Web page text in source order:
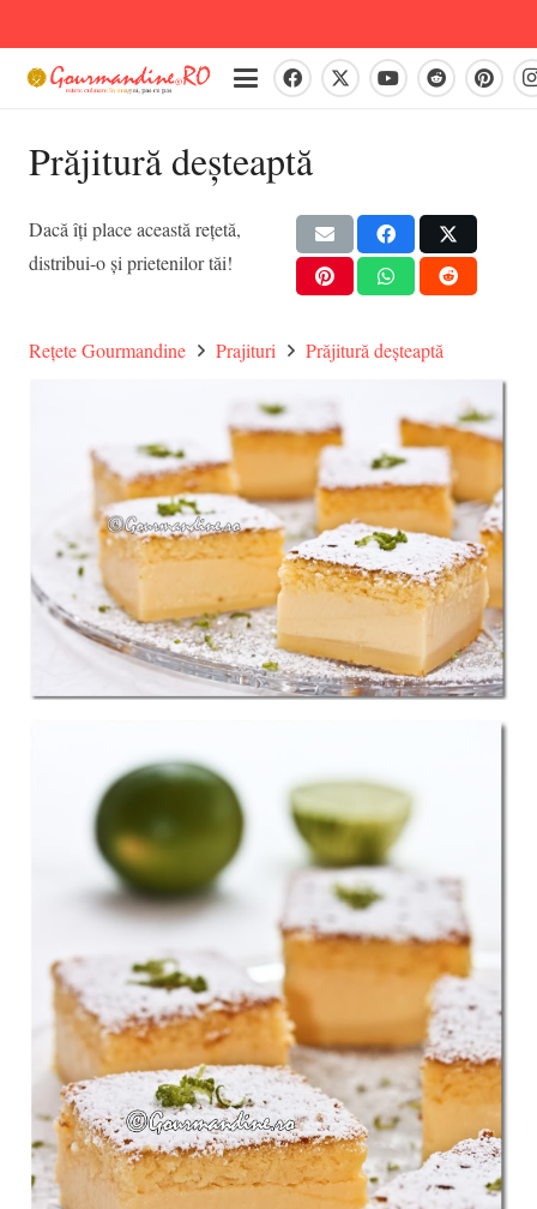
Prăjitură deșteaptă
Dacă îți place această rețetă,
distribui-o și prietenilor tăi!
Rețete Gourmandine Prajituri Prăjitură deșteaptă